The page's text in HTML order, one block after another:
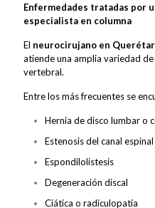
Enfermedades tratadas por
especialista en columna
El neurocirujano en
atiende una amplia variedad
vertebral.
Entre los más frecuentes se
Hernia de disco lumbar o
Estenosis del canal espinal
Espondilolistesis
Degeneración discal
Ciática o radiculopatía